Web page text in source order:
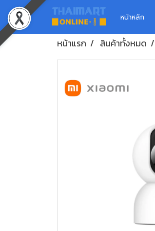
หน้าหลัก
หน้าแรก สินค้าทั้งหมด